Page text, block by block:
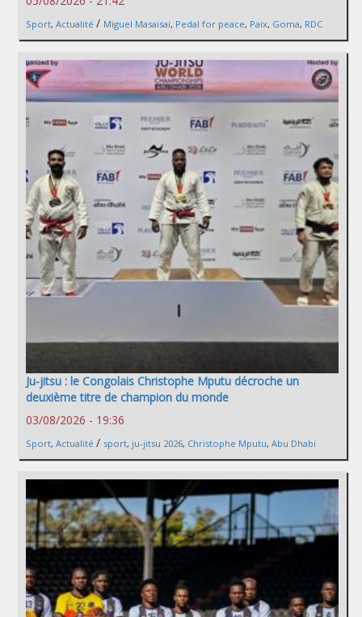
Sport, Actualité / Miguel Masaisai, Pedal for peace, Paix, Goma, RDC
Ju-jitsu : le Congolais Christophe Mputu décroche un
deuxième titre de champion du monde
03/08/2026 - 19:36
Sport, Actualité / sport, ju-jitsu 2026, Christophe Mputu, Abu Dhabi